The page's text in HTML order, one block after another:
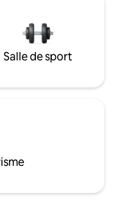
Salle de sport